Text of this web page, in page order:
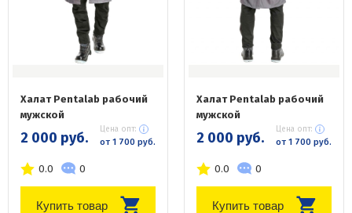
Халат Pentalab рабочий
мужской
2 000 руб. Цена опт:
от 1 700 руб.
0.0 0
Купить товар
Халат Pentalab рабочий
мужской
2 000 руб. Цена опт:
от 1 700 руб.
0.0 0
Купить товар